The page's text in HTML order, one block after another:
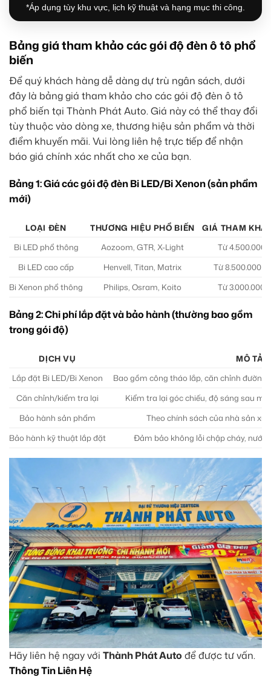
*Áp dụng tùy khu vực, lịch kỹ thuật và hạng mục thi công.
Bảng giá tham khảo các gói độ đèn ô tô phổ
biến
Để quý khách hàng dễ dàng dự trù ngân sách, dưới
đây là bảng giá tham khảo cho các gói độ đèn ô tô
phổ biến tại Thành Phát Auto. Giá này có thể thay đổi
tùy thuộc vào dòng xe, thương hiệu sản phẩm và thời
điểm khuyến mãi. Vui lòng liên hệ trực tiếp để nhận
báo giá chính xác nhất cho xe của bạn.
Bảng 1: Giá các gói độ đèn Bi LED/Bi Xenon (sản phẩm
mới)
LOẠI ĐÈN THƯƠNG HIỆU PHỔ BIẾN
GIÁ THAM
Bi LED phổ thông
Aozoom, GTR, X-Light
Từ 4.500.000
Bi LED cao cấp
Henvell, Titan, Matrix
Từ 8.500.000 –
Bi Xenon phổ thông
Philips, Osram, Koito Từ 3.000.000
Bảng 2: Chi phí lắp đặt và bảo hành (thường bao gồm
trong gói độ)
DỊCH VỤ
MÔ TẢ
Lắp đặt Bi LED/Bi Xenon
Bao gồm công tháo lắp, căn chỉnh đường
Căn chỉnh/kiểm tra lại
Kiểm tra lại góc chiếu, độ sáng sau
Bảo hành sản phẩm
Theo chính sách của nhà sản
Bảo hành kỹ thuật lắp đặt
Đảm bảo không lỗi chập cháy, nước
Hãy liên hệ ngay với Thành Phát Auto để được tư vấn.
Thông Tin Liên Hệ